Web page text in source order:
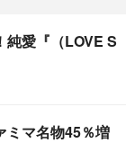
純愛『（LOVE S
ミマ名物45％増